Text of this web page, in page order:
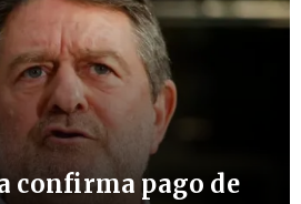
confirma pago de